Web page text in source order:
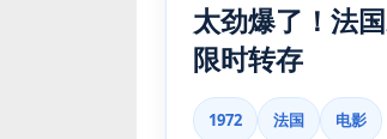
太劲爆了！法
限时转存
1972 法国 电影